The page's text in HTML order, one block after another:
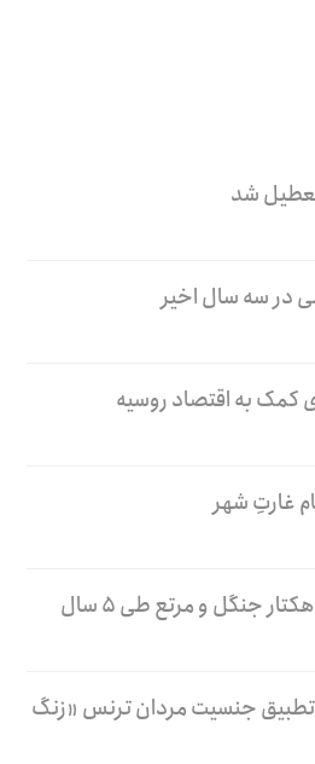
تعطیل شد
کمک به اقتصاد روسیه
غارتِ شهر
جنسیت مردان ترنس «زنگ